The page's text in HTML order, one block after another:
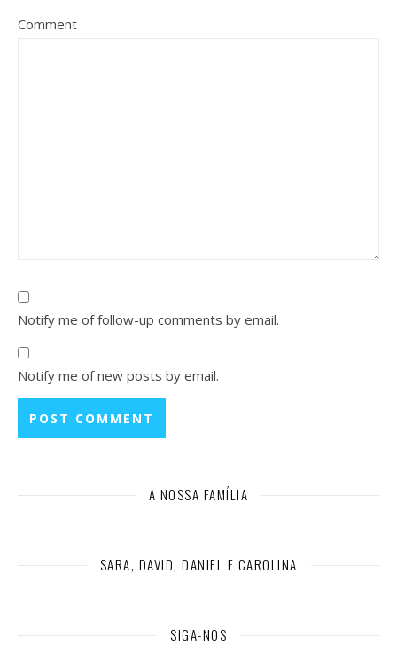
Comment
Notify me of follow-up comments by email.
Notify me of new posts by email.
A NOSSA FAMÍLIA
SARA, DAVID, DANIEL E CAROLINA
SIGA-NOS